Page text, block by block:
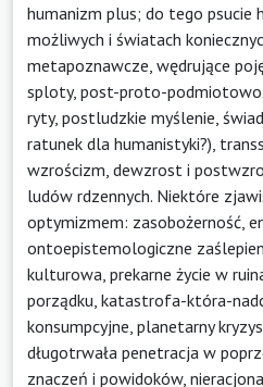
humanizm plus; do tego psucie
możliwych i światach
metapoznawcze, wędrujące
sploty, post-proto-
ryty, postludzkie myślenie,
ratunek dla humanistyki?),
wzrościzm, dewzrost i
ludów rdzennych. Niektóre
optymizmem: zasobożerność,
ontoepistemologiczne
kulturowa, prekarne życie w
porządku, katastrofa-która-
konsumpcyjne, planetarny
długotrwała penetracja w
znaczeń i powidoków,